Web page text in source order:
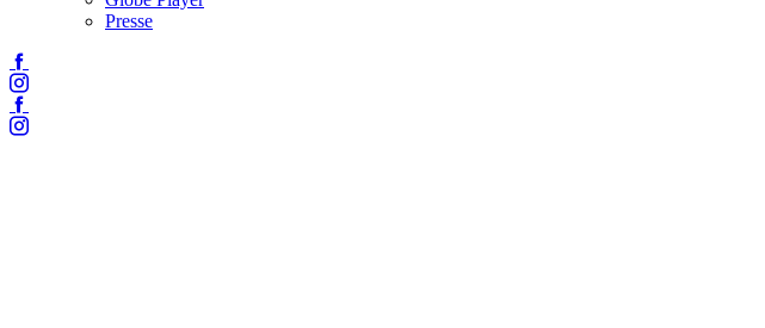
Presse
Facebook
Instagram
Facebook
Instagram